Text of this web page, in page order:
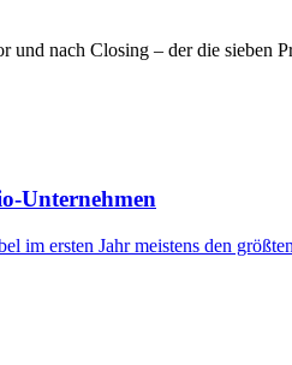
nach Closing – der die sieben
Unternehmen
im ersten Jahr meistens den